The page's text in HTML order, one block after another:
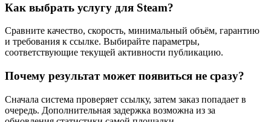
Как выбрать услугу для Steam?
Сравните качество, скорость, минимальный объём, гарантию
и требования к ссылке. Выбирайте параметры,
соответствующие текущей активности публикацию.
Почему результат может появиться не сразу?
Сначала система проверяет ссылку, затем заказ попадает в
очередь. Дополнительная задержка возможна из за